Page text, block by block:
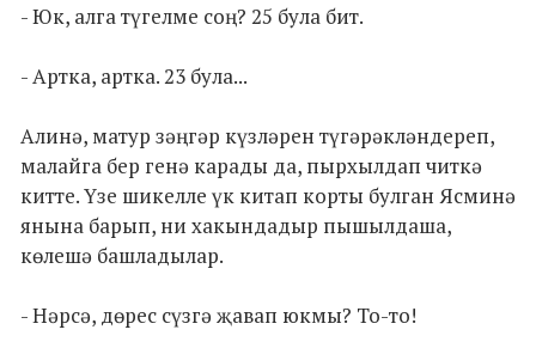
- Юк, алга түгелме соң? 25 була бит.
- Артка, артка. 23 була...
Алинә, матур зәңгәр күзләрен түгәрәкләндереп,
малайга бер генә карады да, пырхылдап читкә
китте. Үзе шикелле үк китап корты булган Ясминә
янына барып, ни хакындадыр пышылдаша,
көлешә башладылар.
- Нәрсә, дөрес сүзгә җавап юкмы? То-то!